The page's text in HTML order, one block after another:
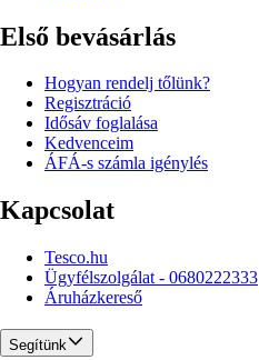
Első bevásárlás
Hogyan rendelj tőlünk?
Regisztráció
Idősáv foglalása
Kedvenceim
ÁFÁ-s számla igénylés
Kapcsolat
Tesco.hu
Ügyfélszolgálat - 0680222333
Áruházkereső
Segítünk